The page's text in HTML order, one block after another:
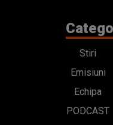
Stiri
Emisiuni
Echipa
PODCAST